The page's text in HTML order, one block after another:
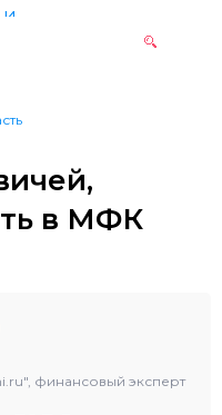
в МФК
финансовый эксперт